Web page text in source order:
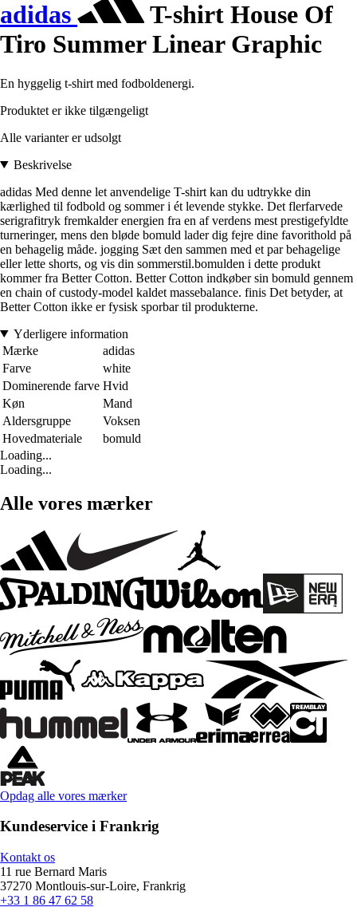
adidas
T-shirt House Of
Tiro Summer Linear Graphic
En hyggelig t-shirt med fodboldenergi.
Produktet er ikke tilgængeligt
Alle varianter er udsolgt
Beskrivelse
adidas Med denne let anvendelige T-shirt kan du udtrykke din
kærlighed til fodbold og sommer i ét levende stykke. Det flerfarvede
serigrafitryk fremkalder energien fra en af verdens mest prestigefyldte
turneringer, mens den bløde bomuld lader dig fejre dine favorithold på
en behagelig måde. jogging Sæt den sammen med et par behagelige
eller lette shorts, og vis din sommerstil.bomulden i dette produkt
kommer fra Better Cotton. Better Cotton indkøber sin bomuld gennem
en chain of custody-model kaldet massebalance. finis Det betyder, at
Better Cotton ikke er fysisk sporbar til produkterne.
Yderligere information
Mærke
adidas
Farve
white
Dominerende farve Hvid
Køn
Mand
Aldersgruppe
Voksen
Hovedmateriale
bomuld
Loading...
Loading...
Alle vores mærker
Opdag alle vores mærker
Kundeservice i Frankrig
Kontakt os
11 rue Bernard Maris
37270 Montlouis-sur-Loire, Frankrig
+33 1 86 47 62 58